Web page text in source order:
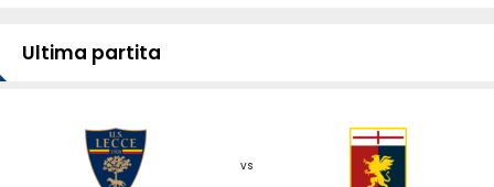
Ultima partita
vs